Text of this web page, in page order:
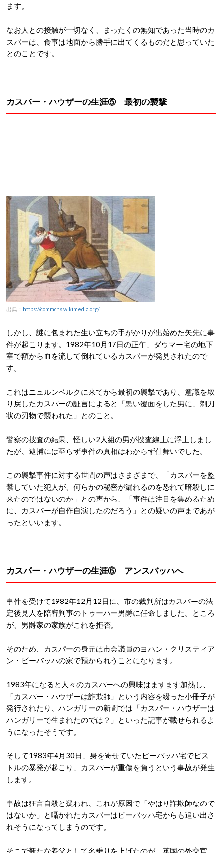
ます。
なお人との接触が一切なく、まったくの無知であった当時のカ
スパーは、食事は地面から勝手に出てくるものだと思っていた
とのことです。
カスパー・ハウザーの生涯⑤ 最初の襲撃
出典： https://commons.wikimedia.org/
しかし、謎に包まれた生い立ちの手がかりが出始めた矢先に事
件が起こります。1982年10月17日の正午、ダウマー宅の地下
室で額から血を流して倒れているカスパーが発見されたので
す。
これはニュルンベルクに来てから最初の襲撃であり、意識を取
り戻したカスパーの証言によると「黒い覆面をした男に、剃刀
状の刃物で襲われた」とのこと。
警察の捜査の結果、怪しい2人組の男が捜査線上に浮上しまし
たが、逮捕には至らず事件の真相はわからず仕舞いでした。
この襲撃事件に対する世間の声はさまざまで、「カスパーを監
禁していた犯人が、何らかの秘密が漏れるのを恐れて暗殺しに
来たのではないのか」との声から、「事件は注目を集めるため
に、カスパーが自作自演したのだろう」との疑いの声まであが
ったといいます。
カスパー・ハウザーの生涯⑥ アンスバッハへ
事件を受けて1982年12月12日に、市の裁判所はカスパーの法
定後見人を陪審判事のトゥーハー男爵に任命しました。ところ
が、男爵家の家族がこれを拒否。
そのため、カスパーの身元は市会議員のヨハン・クリスティア
ン・ビーバッハの家で預かられうことになります。
1983年になると人々のカスパーへの興味はますます加熱し、
「カスパー・ハウザーは詐欺師」という内容を綴った小冊子が
発行されたり、ハンガリーの新聞では「カスパー・ハウザーは
ハンガリーで生まれたのでは？」といった記事が載せられるよ
うになったそうです。
そして1983年4月30日、身を寄せていたビーバッハ宅でピス
トルの暴発が起こり、カスパーが重傷を負うという事故が発生
します。
事故は狂言自殺と疑われ、これが原因で「やはり詐欺師なので
はないか」と囁かれたカスパーはビーバッハ宅からも追い出さ
れそうになってしまうのです。
そこで新たな養父として名乗りを上げたのが、英国の外交官